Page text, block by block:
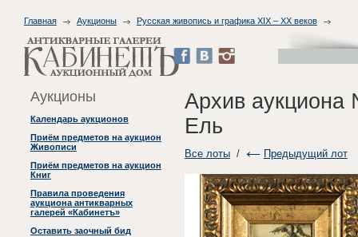
Главная Аукционы Русская живопись и графика XIX – XX веков
Аукционы
Календарь аукционов
Приём предметов на аукцион
Живописи
Приём предметов на аукцион
Книг
Правила проведения
аукциона антикварных
галерей «Кабинетъ»
Оставить заочный бид
Архив
Ель
Все лоты/ Предыдущий лот